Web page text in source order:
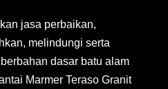
jasa perbaikan,
melindungi serta
dasar batu alam
Marmer Teraso Granit